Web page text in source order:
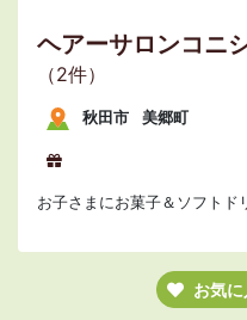
ヘアーサロンコニ
（2件）
秋田市 美郷町
お子さまにお菓子＆ソフトド
お気